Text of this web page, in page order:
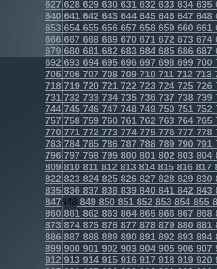
627628629630631632633634635
640641642643644645646647648
653654655656657658659660661
666667668669670671672673674
679680681682683684685686687
692693694695696697698699700
705706707708709710711712713
718719720721722723724725726
731732733734735736737738739
744745746747748749750751752
757758759760761762763764765
770771772773774775776777778
783784785786787788789790791
796797798799800801802803804
809810811812813814815816817
822823824825826827828829830
835836837838839840841842843
847848 849850851852853854855
860861862863864865866867868
873874875876877878879880881
886887888889890891892893894
899900901902903904905906907
912913914915916917918919920